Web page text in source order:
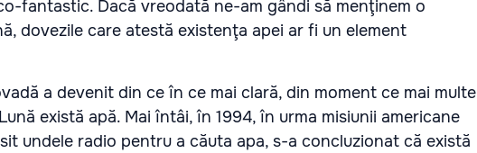
fantastic. Dacă vreodată ne-am gândi să menţinem o
dovezile care atestă existenţa apei ar fi un element
a devenit din ce în ce mai clară, din moment ce mai multe
există apă. Mai întâi, în 1994, în urma misiunii americane
undele radio pentru a căuta apa, s-a concluzionat că există